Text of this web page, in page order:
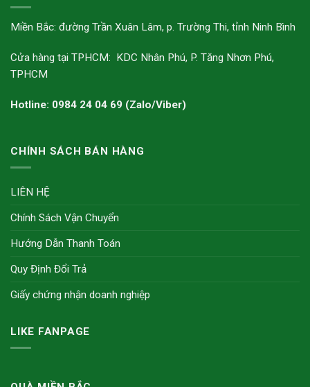
Miền Bắc: đường Trần Xuân Lâm, p. Trường Thi, tỉnh Ninh Bình
Cửa hàng tại TPHCM: KDC Nhân Phú, P. Tăng Nhơn Phú,
TPHCM
Hotline: 0984 24 04 69 (Zalo/Viber)
CHÍNH SÁCH BÁN HÀNG
LIÊN HỆ
Chính Sách Vận Chuyển
Hướng Dẫn Thanh Toán
Quy Định Đổi Trả
Giấy chứng nhận doanh nghiệp
LIKE FANPAGE